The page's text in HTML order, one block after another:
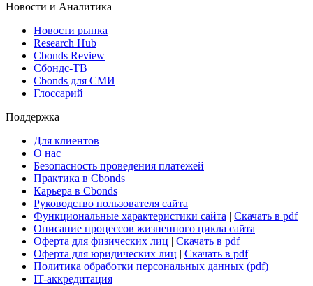
ETF & Funds
Поиск ETF & Funds
Новости и Аналитика
Новости рынка
Research Hub
Сбондс-ТВ
Глоссарий
Поддержка
Для клиентов
О нас
Безопасность проведения платежей
Практика в Cbonds
Карьера в Cbonds
Руководство пользователя сайта
Функциональные характеристики сайта|Скачать в pdf
Описание процессов жизненного цикла сайта